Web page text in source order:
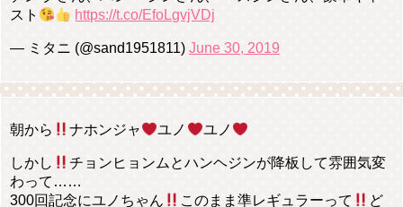
スト
https://t.co/EfoLgvjVDj
— ミタニ (@sand1951811) June 30, 2019
朝から ナホンジャ ユノ ユノ
しかし
チョンヒョンムとハンヘジンが降板して雰囲気変
わって……
300回記念にユノちゃん
このまま準レギュラーって
ど